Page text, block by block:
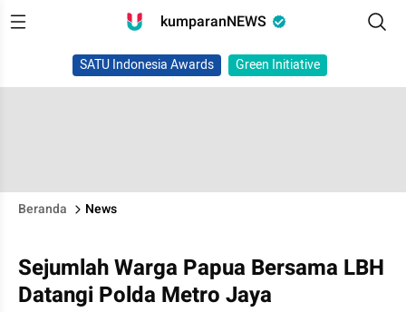
kumparanNEWS
SATU Indonesia Awards Green Initiative
Beranda News
Sejumlah Warga Papua Bersama LBH
Datangi Polda Metro Jaya